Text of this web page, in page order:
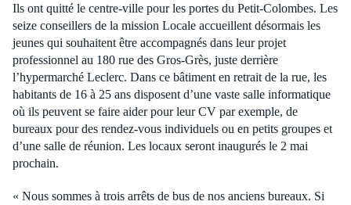
Ils ont quitté le centre-ville pour les portes du Petit-Colombes. Les
seize conseillers de la mission Locale accueillent désormais les
jeunes qui souhaitent être accompagnés dans leur projet
professionnel au 180 rue des Gros-Grès, juste derrière
l’hypermarché Leclerc. Dans ce bâtiment en retrait de la rue, les
habitants de 16 à 25 ans disposent d’une vaste salle informatique
où ils peuvent se faire aider pour leur CV par exemple, de
bureaux pour des rendez-vous individuels ou en petits groupes et
d’une salle de réunion. Les locaux seront inaugurés le 2 mai
prochain.
« Nous sommes à trois arrêts de bus de nos anciens bureaux. Si